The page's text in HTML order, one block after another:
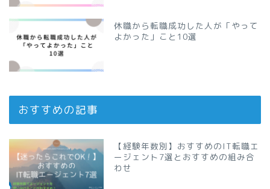
休職から転職成功した人が「やって
よかった」こと10選
おすすめの記事
【経験年数別】おすすめのIT転職エ
ージェント7選とおすすめの組み合
わせ